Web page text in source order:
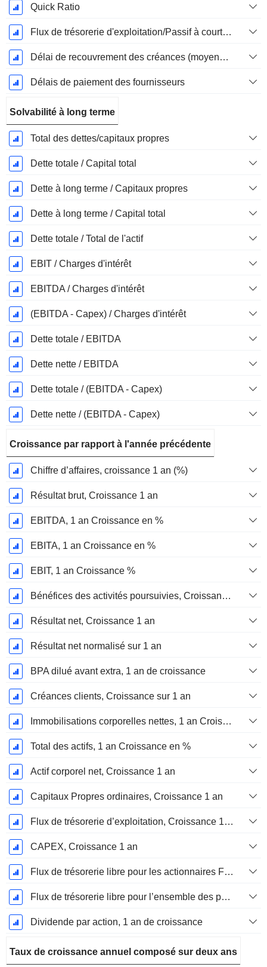
Quick Ratio
Flux de trésorerie d'exploitation/Passif à court terme
Délai de recouvrement des créances (moyenne des créances)
Délais de paiement des fournisseurs
Solvabilité à long terme
Total des dettes/capitaux propres
Dette totale / Capital total
Dette à long terme / Capitaux propres
Dette à long terme / Capital total
Dette totale / Total de l'actif
EBIT / Charges d'intérêt
EBITDA / Charges d'intérêt
(EBITDA - Capex) / Charges d'intérêt
Dette totale / EBITDA
Dette nette / EBITDA
Dette totale / (EBITDA - Capex)
Dette nette / (EBITDA - Capex)
Croissance par rapport à l'année précédente
Chiffre d’affaires, croissance 1 an (%)
Résultat brut, Croissance 1 an
EBITDA, 1 an Croissance en %
EBITA, 1 an Croissance en %
EBIT, 1 an Croissance %
Bénéfices des activités poursuivies, Croissance 1 an
Résultat net, Croissance 1 an
Résultat net normalisé sur 1 an
BPA dilué avant extra, 1 an de croissance
Créances clients, Croissance sur 1 an
Immobilisations corporelles nettes, 1 an Croissance
Total des actifs, 1 an Croissance en %
Actif corporel net, Croissance 1 an
Capitaux Propres ordinaires, Croissance 1 an
Flux de trésorerie d’exploitation, Croissance 1 an
CAPEX, Croissance 1 an
Flux de trésorerie libre pour les actionnaires FCFE, Croissance 1 an
Flux de trésorerie libre pour l’ensemble des pourvoyeurs de fonds (créanciers et actionnaires) FCFF, Croissance 1 an
Dividende par action, 1 an de croissance
Taux de croissance annuel composé sur deux ans